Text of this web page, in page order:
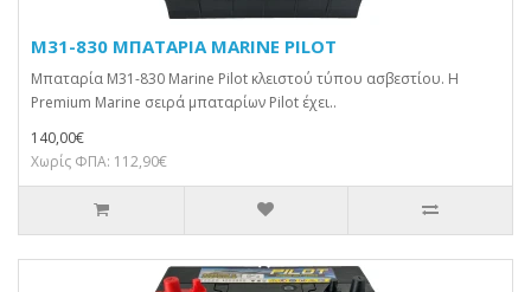
M31-830 ΜΠΑΤΑΡΙΑ MARINE PILOT
Μπαταρία M31-830 Marine Pilot κλειστού τύπου ασβεστίου. H
Premium Marine σειρά μπαταρίων Pilot έχει..
140,00€
Χωρίς ΦΠΑ: 112,90€